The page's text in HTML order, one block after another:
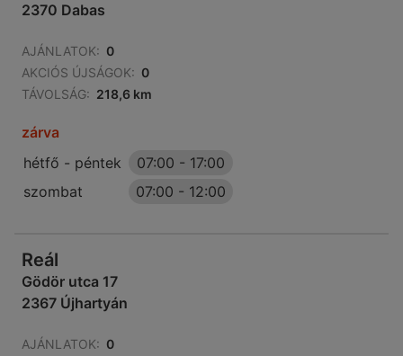
2370 Dabas
AJÁNLATOK: 0
AKCIÓS ÚJSÁGOK: 0
TÁVOLSÁG: 218,6 km
zárva
hétfő - péntek
07:00 - 17:00
szombat
07:00 - 12:00
Reál
Gödör utca 17
2367 Újhartyán
AJÁNLATOK: 0